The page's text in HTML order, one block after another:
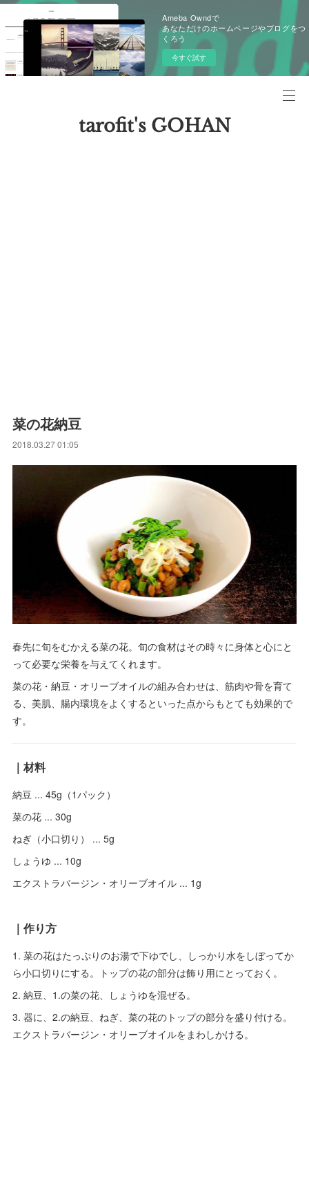
Ameba Owndで
あなただけのホームページやブログをつ
くろう
今すぐ試す
tarofit's GOHAN
菜の花納豆
2018.03.27 01:05
春先に旬をむかえる菜の花。旬の食材はその時々に身体と心にと
って必要な栄養を与えてくれます。
菜の花・納豆・オリーブオイルの組み合わせは、筋肉や骨を育て
る、美肌、腸内環境をよくするといった点からもとても効果的で
す。
｜材料
納豆 ... 45g（1パック）
菜の花 ... 30g
ねぎ（小口切り） ... 5g
しょうゆ ... 10g
エクストラバージン・オリーブオイル ... 1g
｜作り方
1. 菜の花はたっぷりのお湯で下ゆでし、しっかり水をしぼってか
ら小口切りにする。トップの花の部分は飾り用にとっておく。
2. 納豆、1.の菜の花、しょうゆを混ぜる。
3. 器に、2.の納豆、ねぎ、菜の花のトップの部分を盛り付ける。
エクストラバージン・オリーブオイルをまわしかける。